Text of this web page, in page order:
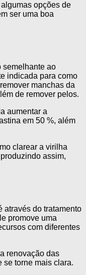
opções de
ser uma boa
semelhante ao
indicada para como
manchas da
de remover pelos.
aumentar a
em 50 %, além
clarear a virilha
assim,
através do tratamento
promove uma
com diferentes
renovação das
se torne mais clara.